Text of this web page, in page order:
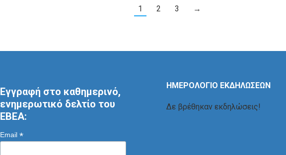
1 2 3 →
Εγγραφή στο καθημερινό,
ενημερωτικό δελτίο του
ΕΒΕΑ:
Email *
ΗΜΕΡΟΛΟΓΙΟ ΕΚΔΗΛΩΣΕΩΝ
Δε βρέθηκαν εκδηλώσεις!